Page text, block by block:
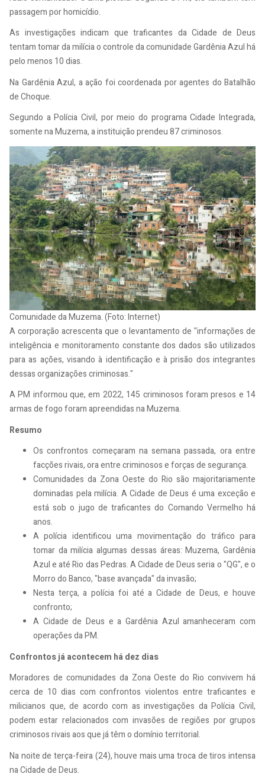
passagem por homicídio.
As investigações indicam que traficantes da Cidade de Deus
tentam tomar da milícia o controle da comunidade Gardênia Azul há
pelo menos 10 dias.
Na Gardênia Azul, a ação foi coordenada por agentes do Batalhão
de Choque.
Segundo a Polícia Civil, por meio do programa Cidade Integrada,
somente na Muzema, a instituição prendeu 87 criminosos.
Comunidade da Muzema. (Foto: Internet)
A corporação acrescenta que o levantamento de "informações de
inteligência e monitoramento constante dos dados são utilizados
para as ações, visando à identificação e à prisão dos integrantes
dessas organizações criminosas."
A PM informou que, em 2022, 145 criminosos foram presos e 14
armas de fogo foram apreendidas na Muzema.
Resumo
Os confrontos começaram na semana passada, ora entre
facções rivais, ora entre criminosos e forças de segurança.
Comunidades da Zona Oeste do Rio são majoritariamente
dominadas pela milícia. A Cidade de Deus é uma exceção e
está sob o jugo de traficantes do Comando Vermelho há
anos.
A polícia identificou uma movimentação do tráfico para
tomar da milícia algumas dessas áreas: Muzema, Gardênia
Azul e até Rio das Pedras. A Cidade de Deus seria o "QG", e o
Morro do Banco, "base avançada" da invasão;
Nesta terça, a polícia foi até a Cidade de Deus, e houve
confronto;
A Cidade de Deus e a Gardênia Azul amanheceram com
operações da PM.
Confrontos já acontecem há dez dias
Moradores de comunidades da Zona Oeste do Rio convivem há
cerca de 10 dias com confrontos violentos entre traficantes e
milicianos que, de acordo com as investigações da Polícia Civil,
podem estar relacionados com invasões de regiões por grupos
criminosos rivais aos que já têm o domínio territorial.
Na noite de terça-feira (24), houve mais uma troca de tiros intensa
na Cidade de Deus.